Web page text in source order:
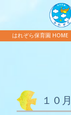
はれぞら保育園 HOME
１０